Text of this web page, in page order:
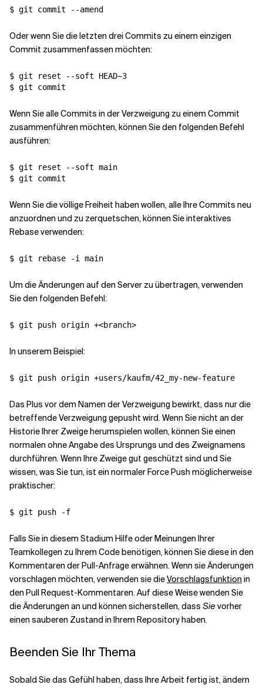
$ git commit --amend
Oder wenn Sie die letzten drei Commits zu einem einzigen
Commit zusammenfassen möchten:
$ git reset --soft HEAD~3
$ git commit
Wenn Sie alle Commits in der Verzweigung zu einem Commit
zusammenführen möchten, können Sie den folgenden Befehl
ausführen:
$ git reset --soft main
$ git commit
Wenn Sie die völlige Freiheit haben wollen, alle Ihre Commits neu
anzuordnen und zu zerquetschen, können Sie interaktives
Rebase verwenden:
$ git rebase -i main
Um die Änderungen auf den Server zu übertragen, verwenden
Sie den folgenden Befehl:
$ git push origin +<branch>
In unserem Beispiel:
$ git push origin +users/kaufm/42_my-new-feature
Das Plus vor dem Namen der Verzweigung bewirkt, dass nur die
betreffende Verzweigung gepusht wird. Wenn Sie nicht an der
Historie Ihrer Zweige herumspielen wollen, können Sie einen
normalen ohne Angabe des Ursprungs und des Zweignamens
durchführen. Wenn Ihre Zweige gut geschützt sind und Sie
wissen, was Sie tun, ist ein normaler Force Push möglicherweise
praktischer:
$ git push -f
Falls Sie in diesem Stadium Hilfe oder Meinungen Ihrer
Teamkollegen zu Ihrem Code benötigen, können Sie diese in den
Kommentaren der Pull-Anfrage erwähnen. Wenn sie Änderungen
vorschlagen möchten, verwenden sie dieVorschlagsfunktion in
den Pull Request-Kommentaren. Auf diese Weise wenden Sie
die Änderungen an und können sicherstellen, dass Sievorher
einen sauberen Zustand in Ihrem Repository haben.
Beenden Sie Ihr Thema
Sobald Sie das Gefühl haben, dass Ihre Arbeit fertig ist, ändern